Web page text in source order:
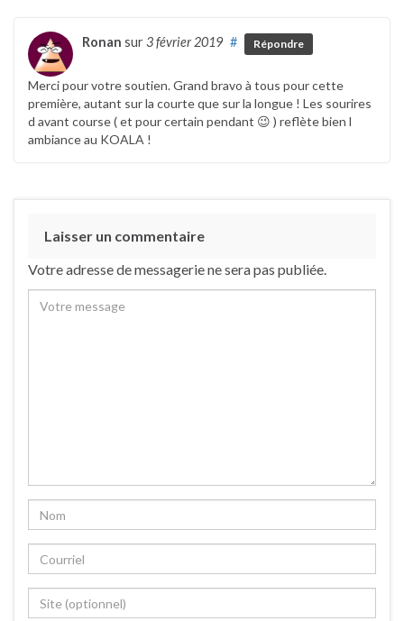
Ronan sur 3 février 2019 # Répondre
Merci pour votre soutien. Grand bravo à tous pour cette
première, autant sur la courte que sur la longue ! Les sourires
d avant course ( et pour certain pendant 😉 ) reflète bien l
ambiance au KOALA !
Laisser un commentaire
Votre adresse de messagerie ne sera pas publiée.